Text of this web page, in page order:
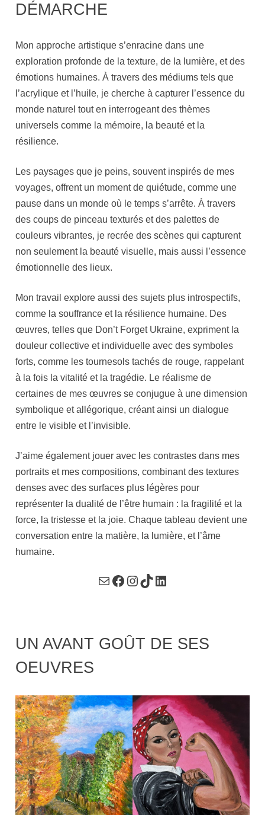
DÉMARCHE
Mon approche artistique s’enracine dans une
exploration profonde de la texture, de la lumière, et des
émotions humaines. À travers des médiums tels que
l’acrylique et l’huile, je cherche à capturer l’essence du
monde naturel tout en interrogeant des thèmes
universels comme la mémoire, la beauté et la
résilience.
Les paysages que je peins, souvent inspirés de mes
voyages, offrent un moment de quiétude, comme une
pause dans un monde où le temps s’arrête. À travers
des coups de pinceau texturés et des palettes de
couleurs vibrantes, je recrée des scènes qui capturent
non seulement la beauté visuelle, mais aussi l’essence
émotionnelle des lieux.
Mon travail explore aussi des sujets plus introspectifs,
comme la souffrance et la résilience humaine. Des
œuvres, telles que Don’t Forget Ukraine, expriment la
douleur collective et individuelle avec des symboles
forts, comme les tournesols tachés de rouge, rappelant
à la fois la vitalité et la tragédie. Le réalisme de
certaines de mes œuvres se conjugue à une dimension
symbolique et allégorique, créant ainsi un dialogue
entre le visible et l’invisible.
J’aime également jouer avec les contrastes dans mes
portraits et mes compositions, combinant des textures
denses avec des surfaces plus légères pour
représenter la dualité de l’être humain : la fragilité et la
force, la tristesse et la joie. Chaque tableau devient une
conversation entre la matière, la lumière, et l’âme
humaine.
Courriel
Facebook
Instagram
TikTokLinkedIn
UN AVANT GOÛT DE SES
OEUVRES